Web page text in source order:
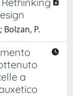
Bolzan, P.
a